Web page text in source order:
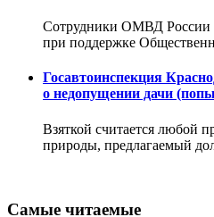
Сотрудники ОМВД России
при поддержке
Госавтоинспекция
о недопущении дачи
Взяткой считается любой
природы, предлагаемый
Самые читаемые